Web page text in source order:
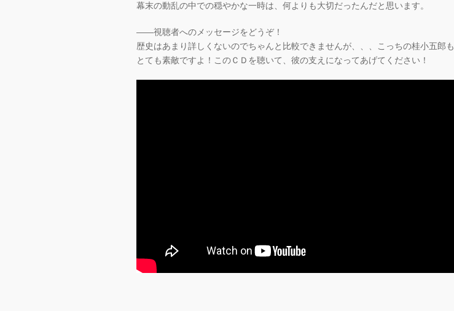
幕末の動乱の中での穏やかな一時は、何よりも大切だったんだと思います。
――視聴者へのメッセージをどうぞ！
歴史はあまり詳しくないのでちゃんと比較できませんが、、、こっちの桂小五郎も
とても素敵ですよ！このＣＤを聴いて、彼の支えになってあげてください！